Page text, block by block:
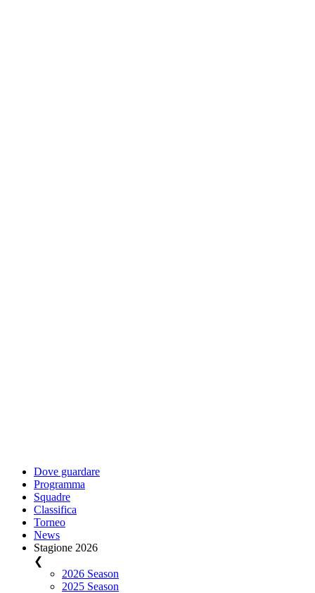
Dove guardare
Programma
Squadre
Classifica
Torneo
News
Stagione 2026
❮
2026 Season
2025 Season